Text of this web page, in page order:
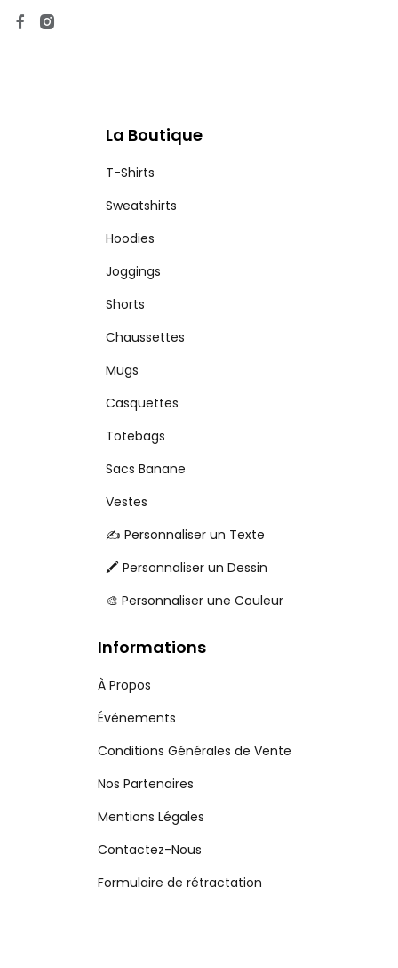
La Boutique
T-Shirts
Sweatshirts
Hoodies
Joggings
Shorts
Chaussettes
Mugs
Casquettes
Totebags
Sacs Banane
Vestes
✍️ Personnaliser un Texte
🖍️ Personnaliser un Dessin
🎨 Personnaliser une Couleur
Informations
À Propos
Événements
Conditions Générales de Vente
Nos Partenaires
Mentions Légales
Contactez-Nous
Formulaire de rétractation